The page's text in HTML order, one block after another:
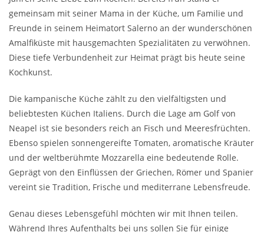
gemeinsam mit seiner Mama in der Küche, um Familie und
Freunde in seinem Heimatort Salerno an der wunderschönen
Amalfiküste mit hausgemachten Spezialitäten zu verwöhnen.
Diese tiefe Verbundenheit zur Heimat prägt bis heute seine
Kochkunst.
Die kampanische Küche zählt zu den vielfältigsten und
beliebtesten Küchen Italiens. Durch die Lage am Golf von
Neapel ist sie besonders reich an Fisch und Meeresfrüchten.
Ebenso spielen sonnengereifte Tomaten, aromatische Kräuter
und der weltberühmte Mozzarella eine bedeutende Rolle.
Geprägt von den Einflüssen der Griechen, Römer und Spanier
vereint sie Tradition, Frische und mediterrane Lebensfreude.
Genau dieses Lebensgefühl möchten wir mit Ihnen teilen.
Während Ihres Aufenthalts bei uns sollen Sie für einige